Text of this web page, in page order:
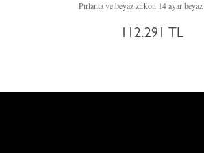
112.291 TL